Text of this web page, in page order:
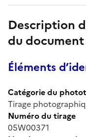
Description
du
Éléments
Catégorie du
Tirage
Numéro du tirage
05W00371